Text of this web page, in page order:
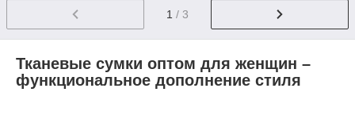
1 / 3
Тканевые сумки оптом для женщин –
функциональное дополнение стиля